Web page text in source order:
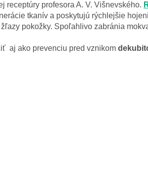
receptúry profesora A. V. Višnevského.
tkanív a poskytujú rýchlejšie
pokožky. Spoľahlivo zabránia
aj ako prevenciu pred vznikom